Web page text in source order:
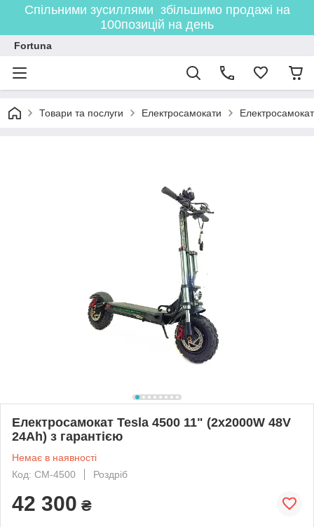
Спільними зусиллями збільшимо продажі на
100позицій на день
Fortuna
Товари та послуги Електросамокати
Електросамокат Tesla 4500 11" (2х2000W 48V
24Ah) з гарантією
Немає в наявності
Код: CM-4500
Роздріб
42 300 ₴